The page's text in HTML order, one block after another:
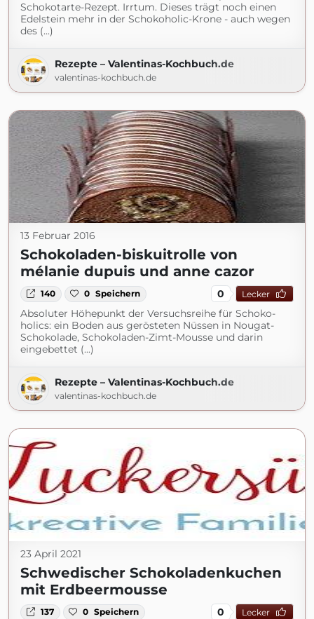
Schokotarte-Rezept. Irrtum. Dieses trägt noch einen
Edelstein mehr in der Schokoholic-Krone - auch wegen
des (...)
Rezepte – Valentinas-Kochbuch.de
valentinas-kochbuch.de
13 Februar 2016
Schokoladen-biskuitrolle von
mélanie dupuis und anne cazor
140 0 Speichern 0 Lecker
Absoluter Höhepunkt der Versuchsreihe für Schoko-
holics: ein Boden aus gerösteten Nüssen in Nougat-
Schokolade, Schokoladen-Zimt-Mousse und darin
eingebettet (...)
Rezepte – Valentinas-Kochbuch.de
valentinas-kochbuch.de
23 April 2021
Schwedischer Schokoladenkuchen
mit Erdbeermousse
137 0 Speichern 0 Lecker